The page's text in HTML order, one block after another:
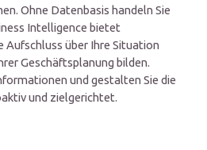
Ohne Datenbasis handeln Sie
Intelligence bietet
Aufschluss über Ihre Situation
Geschäftsplanung bilden.
und gestalten Sie die
und zielgerichtet.